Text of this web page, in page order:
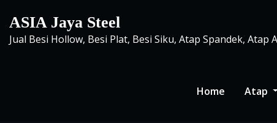
content
ASIA Jaya Steel
Jual Besi Hollow, Besi Plat, Besi Siku, Atap Spandek, Atap
Home Atap